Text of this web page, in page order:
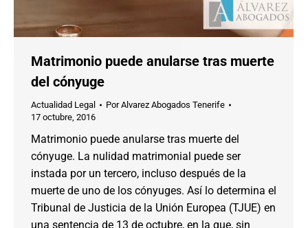
Matrimonio puede anularse tras muerte
del cónyuge
Actualidad Legal PorAlvarez Abogados Tenerife
17 octubre, 2016
Matrimonio puede anularse tras muerte del
cónyuge. La nulidad matrimonial puede ser
instada por un tercero, incluso después de la
muerte de uno de los cónyuges. Así lo determina el
Tribunal de Justicia de la Unión Europea (TJUE) en
una sentencia de 13 de octubre, en la que, sin